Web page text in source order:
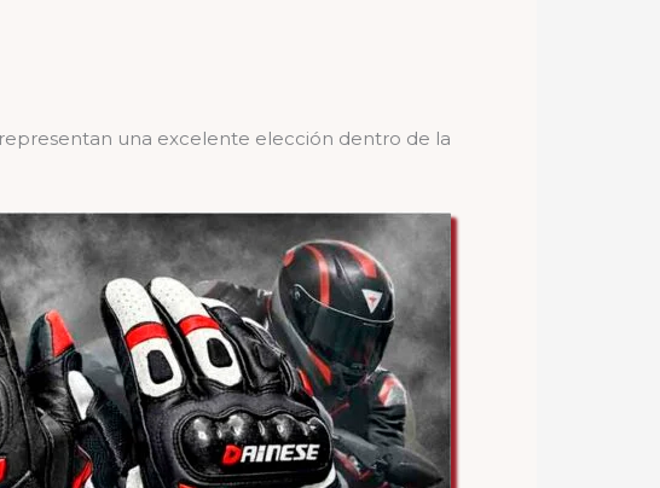
una excelente elección dentro de la